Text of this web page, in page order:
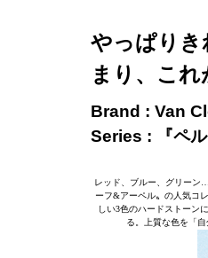
やっぱり
まり、これ
Brand : Van
Series : 『ペル
レッド、ブルー、グリーン
ーフ&アーペル〟の人気コ
しい3色のハードストーン
る。上質な色を「